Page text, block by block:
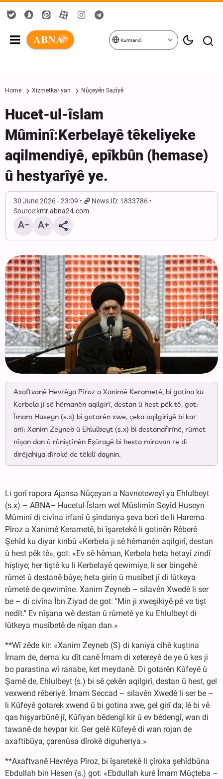
Kurmancî
Home Xizmetkariyan Nûçeyên Sazîyê
Hucet-ul-îslam
Mûminî:Kerbelayê têkeliyeke
aqilmendiyê, epîkbûn (hemase)
û hestyarîyê ye.
30 June 2026 - 23:09
News ID: 1833786
Source:kmr.abna24.com
Axaftvanê Hevrêya Pîroz a Xanimê Kerametê, bi gotina ku
Kerbela ji sê hêmanên aqilgirî, destan û hest pêk tê, got:
Îmam Huseyn (s.x) bi gotarên xwe, çeka aqilgiriyê bi kar
anî; Xanim Zeyneb û Ehlulbeyt (s.x) bi destanafirînê, rûmet
nîşan dan û rûniştînên Eşûrayê bi hesta mirovan re di
dirêjahiya dîrokê de têkilî daynin.
Li gorî rapora Ajansa Nûçeyan a Navneteweyî ya Ehlulbeyt
(s.x) – ABNA– Hucetul-Îslam wel Mûslimîn Seyîd Huseyn
Mûminî di civîna irfanî û şîndariya şeva borî de li Harema
Pîroz a Xanimê Kerametê, bi îşaretekê li gotinên Rêberê
Şehîd ku diyar kiribû «Kerbela ji sê hêmanên aqilgirî, destan
û hest pêk tê», got: «Ev sê hêman, Kerbela heta hetayî zindî
hiştiye; her tiştê ku li Kerbelayê qewimiye, li ser bingehê
rûmet û destanê bûye; heta girîn û musîbet jî di lûtkeya
rûmetê de qewimîne. Xanim Zeyneb – silavên Xwedê li ser
be – di civîna Îbn Ziyad de got: "Min ji xweşikiyê pê ve tişt
nedît." Ev nîşana wê destan û rûmetê ye ku Ehlulbeyt di
lûtkeya musîbetê de nîşan dan.»
**Wî zêde kir: «Xanim Zeyneb (S) di kaniya cihê kuştina
Îmam de, dema ku dît canê Îmam di xetereyê de ye û kes ji
bo parastina wî ranabe, ket meydanê. Di gotarên Kûfeyê û
Şamê de, Ehlulbeyt (s.) bi sê çekên aqilgirî, destan û hest, gel
vexwend rêberiyê. Îmam Seccad – silavên Xwedê li ser be –
li Kûfeyê gotarek xwend û bi gotina xwe, gel girî da; lê bi vê
qas hişyarbûnê jî, Kûfiyan bêdengî kir û ev bêdengî, wan di
tawanê de hevpar kir. Ger gelê Kûfeyê di wan rojan de
axaftibûya, çarenûsa dîrokê diguheriya.»
**Axaftvanê Hevrêya Pîroz, bi îşaretekê li çîroka şehîdbûna
Ebdullah bin Hesen (s.) got: «Ebdullah kurê Îmam Mûçteba –